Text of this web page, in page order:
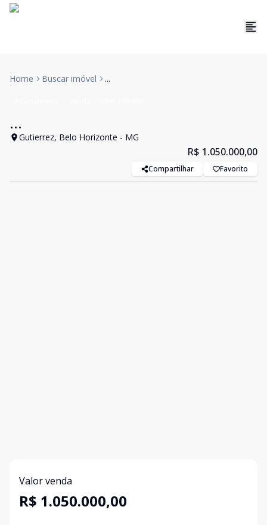
Home Buscar imóvel ...
...
Gutierrez, Belo Horizonte - MG
R$ 1.050.000,00
Compartilhar Favorito
Valor venda
R$ 1.050.000,00